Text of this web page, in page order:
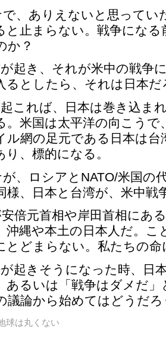
、ありえないと思ってい
と止まらない。戦争にな
か？
起き、それが米中の戦争
るとしたら、それは日本だ
これば、日本は巻き込ま
。米国は太平洋の向こうで
ル網の足元である日本は台
、標的になる。
、ロシアとNATO/米国の
様、日本と台湾が、米中戦
倍元首相や岸田首相にあ
沖縄や本土の日本人だ。こ
とどまらない。私たちの
起きそうになった時、日
あるいは「戦争はダメだ
議論から始めてはどうだ
球は丸くない